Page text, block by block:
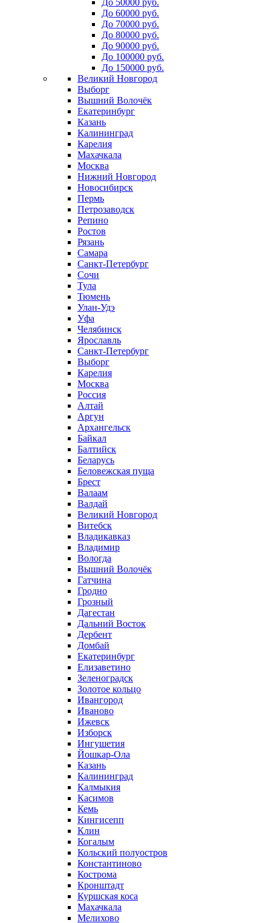
До 50000 руб.
До 60000 руб.
До 70000 руб.
До 80000 руб.
До 90000 руб.
До 100000 руб.
До 150000 руб.
Великий Новгород
Выборг
Вышний Волочёк
Екатеринбург
Казань
Калининград
Карелия
Махачкала
Москва
Нижний Новгород
Новосибирск
Пермь
Петрозаводск
Репино
Ростов
Рязань
Самара
Санкт-Петербург
Сочи
Тула
Тюмень
Улан-Удэ
Уфа
Челябинск
Ярославль
Санкт-Петербург
Выборг
Карелия
Москва
Россия
Алтай
Аргун
Архангельск
Байкал
Балтийск
Беларусь
Беловежская пуща
Брест
Валаам
Валдай
Великий Новгород
Витебск
Владикавказ
Владимир
Вологда
Вышний Волочёк
Гатчина
Гродно
Грозный
Дагестан
Дальний Восток
Дербент
Домбай
Екатеринбург
Елизаветино
Зеленоградск
Золотое кольцо
Ивангород
Иваново
Ижевск
Изборск
Ингушетия
Йошкар-Ола
Казань
Калининград
Калмыкия
Касимов
Кемь
Кингисепп
Клин
Когалым
Кольский полуостров
Константиново
Кострома
Кронштадт
Куршская коса
Махачкала
Мелихово